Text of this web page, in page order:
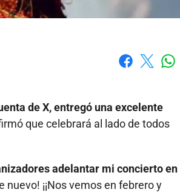
de X, entregó una excelente
que celebrará al lado de todos
adelantar mi concierto en
¡¡Nos vemos en febrero y